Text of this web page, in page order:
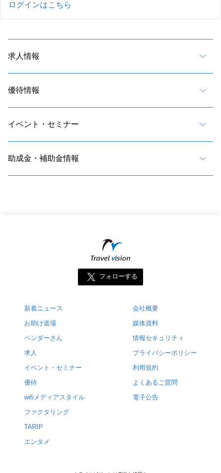
ログインはこちら
求人情報
優待情報
イベント・セミナー
助成金・補助金情報
フォローする
新着ニュース
お助け道場
ベンダーさん
求人
イベント・セミナー
優待
wifiメディアスタイル
ファクタリング
TARIP
エンタメ
会社概要
媒体資料
情報セキュリティ
プライバシーポリシー
利用規約
よくあるご質問
電子公告